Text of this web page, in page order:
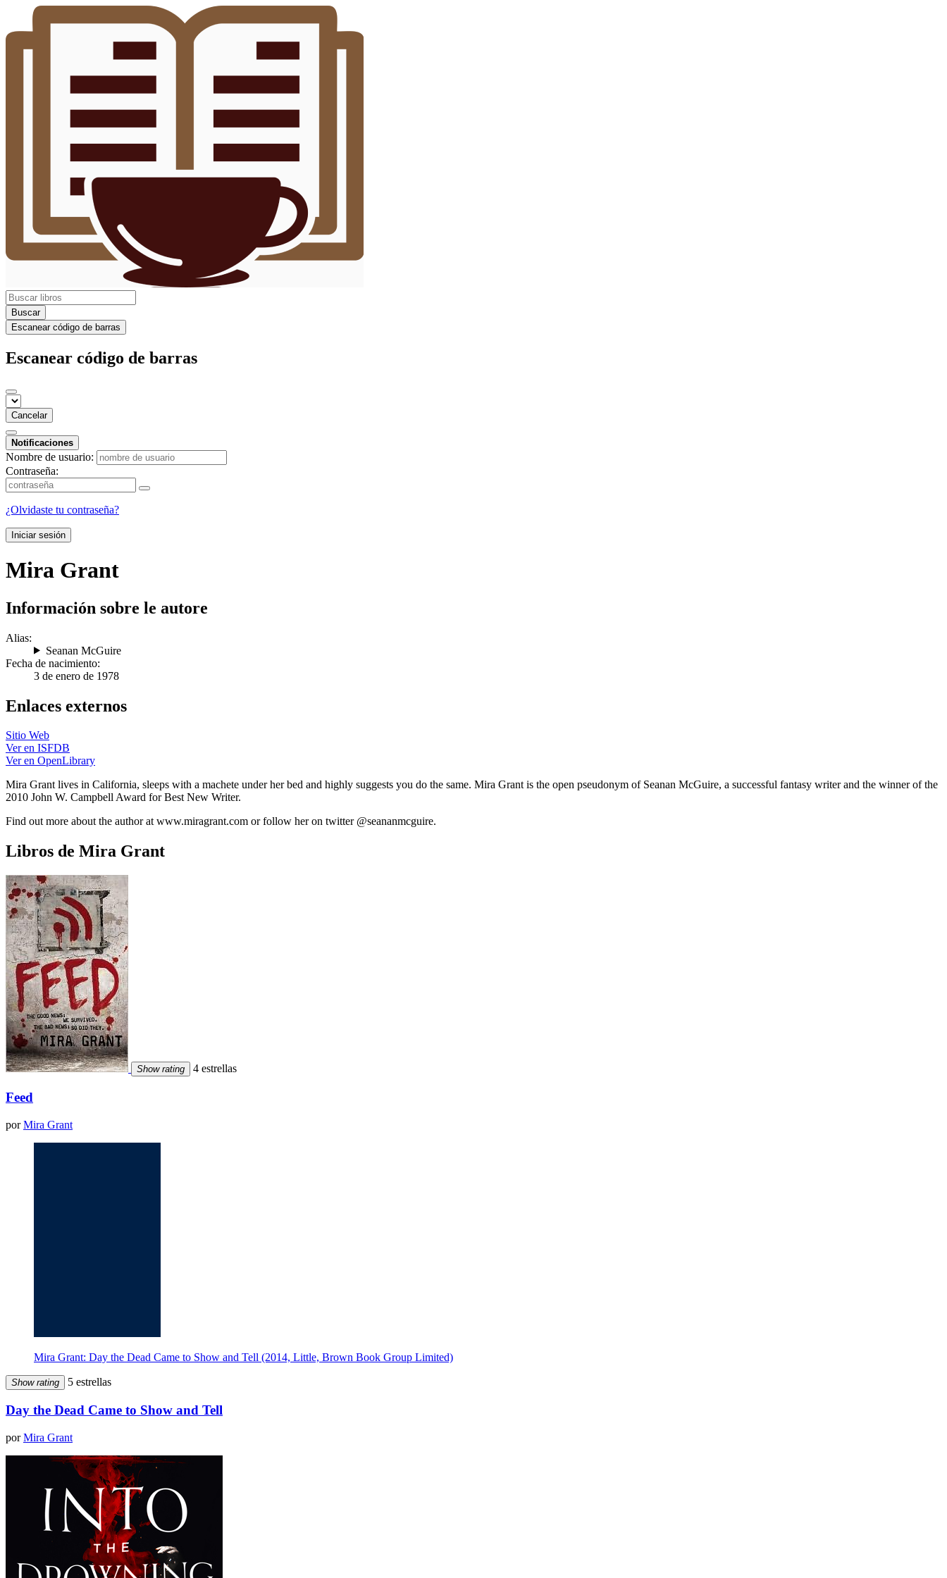
Buscar
Escanear código de barras
Escanear código de barras
Cancelar
Notificaciones
Nombre de usuario:
Contraseña:
¿Olvidaste tu contraseña?
Iniciar sesión
Mira Grant
Información sobre le autore
Alias:
Seanan McGuire
Fecha de nacimiento:
3 de enero de 1978
Enlaces externos
Sitio Web
Ver en ISFDB
Ver en OpenLibrary
Mira Grant lives in California, sleeps with a machete under her bed and highly suggests you do the same. Mira Grant is the open pseudonym of Seanan McGuire, a successful fantasy writer and the winner of the
2010 John W. Campbell Award for Best New Writer.
Find out more about the author at www.miragrant.com or follow her on twitter @seananmcguire.
Libros de Mira Grant
Show rating 4 estrellas
Feed
porMira Grant
Mira Grant: Day the Dead Came to Show and Tell (2014, Little, Brown Book Group Limited)
Show rating 5 estrellas
Day the Dead Came to Show and Tell
porMira Grant